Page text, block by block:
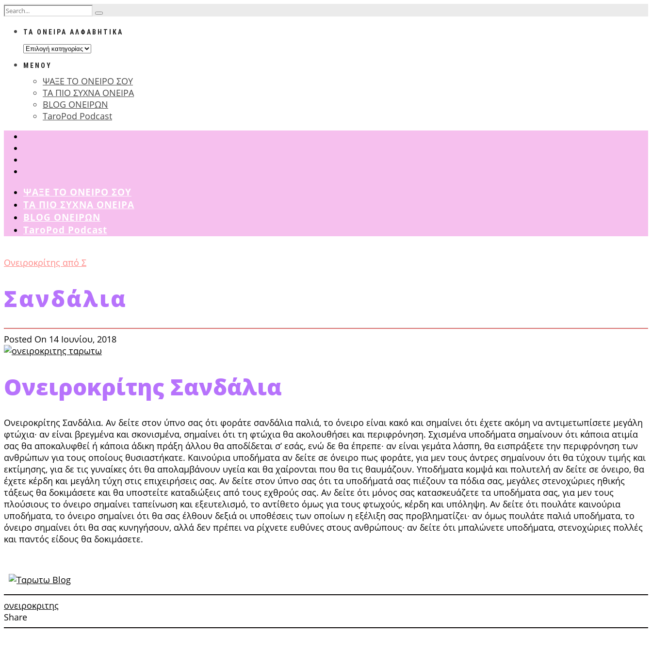
ΤΑ ΟΝΕΙΡΑ ΑΛΦΑΒΗΤΙΚΑ
ΤΑ
ΑΛΦΑΒΗΤΙΚΑ
ΜΕΝΟΥ
ΨΑΞΕ ΤΟ ΟΝΕΙΡΟ ΣΟΥ
ΤΑ ΠΙΟ ΣΥΧΝΑ ΟΝΕΙΡΑ
BLOG ΟΝΕΙΡΩΝ
TaroPod Podcast
ΨΑΞΕ ΤΟ ΟΝΕΙΡΟ ΣΟΥ
ΤΑ ΠΙΟ ΣΥΧΝΑ ΟΝΕΙΡΑ
BLOG ΟΝΕΙΡΩΝ
TaroPod Podcast
Ονειροκρίτης από Σ
Σανδάλια
Posted On 14 Ιουνίου, 2018
Ονειροκρίτης Σανδάλια
Ονειροκρίτης Σανδάλια. Αν δείτε στον ύπνο σας ότι φοράτε σανδάλια παλιά, το όνειρο είναι κακό και σημαί­νει ότι έχετε ακόμη να αντιμετωπίσετε μεγάλη
φτώχια∙ αν είναι βρεγμένα και σκονισμένα, ση­μαίνει ότι τη φτώχια θα ακολουθήσει και περι­φρόνηση. Σχισμένα υποδήματα σημαίνουν ότι κά­ποια ατιμία
σας θα αποκαλυφθεί ή κάποια άδικη πράξη άλλου θα αποδίδεται σ’ εσάς, ενώ δε θα έπρεπε∙ αν είναι γεμάτα λάσπη, θα εισπράξετε την περιφρόνηση των
ανθρώπων για τους οποίους θυ­σιαστήκατε. Καινούρια υποδήματα αν δείτε σε όνειρο πως φοράτε, για μεν τους άντρες σημαίνουν ότι θα τύχουν τιμής και
εκτίμησης, για δε τις γυ­ναίκες ότι θα απολαμβάνουν υγεία και θα χαίρο­νται που θα τις θαυμάζουν. Υποδήματα κομψά και πολυτελή αν δείτε σε όνειρο, θα
έχετε κέρδη και μεγάλη τύχη στις επιχειρήσεις σας. Αν δείτε στον ύπνο σας ότι τα υποδήματά σας πιέζουν τα πόδια σας, μεγάλες στενοχώριες ηθικής
τάξεως θα δο­κιμάσετε και θα υποστείτε καταδιώξεις από τους εχθρούς σας. Αν δείτε ότι μόνος σας κατασκευά­ζετε τα υποδήματα σας, για μεν τους
πλούσιους το όνειρο σημαίνει ταπείνωση και εξευτελισμό, το αντίθετο όμως για τους φτωχούς, κέρδη και υπό­ληψη. Αν δείτε ότι πουλάτε καινούρια
υποδήματα, το όνειρο σημαίνει ότι θα σας έλθουν δεξιά οι υπο­θέσεις των οποίων η εξέλιξη σας προβληματίζει∙ αν όμως πουλάτε παλιά υποδήματα, το
όνειρο ση­μαίνει ότι θα σας κυνηγήσουν, αλλά δεν πρέπει να ρίχνετε ευθύνες στους ανθρώπους∙ αν δείτε ότι μπαλώνετε υποδήματα, στενοχώριες πολλές
και παντός είδους θα δοκιμάσετε.
ονειροκριτης
Share